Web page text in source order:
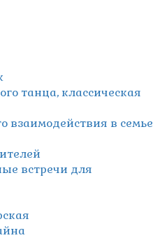
танца, классическая
взаимодействия в семье
встречи для